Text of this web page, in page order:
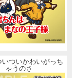
いついかわいがっち
ゃうのさ